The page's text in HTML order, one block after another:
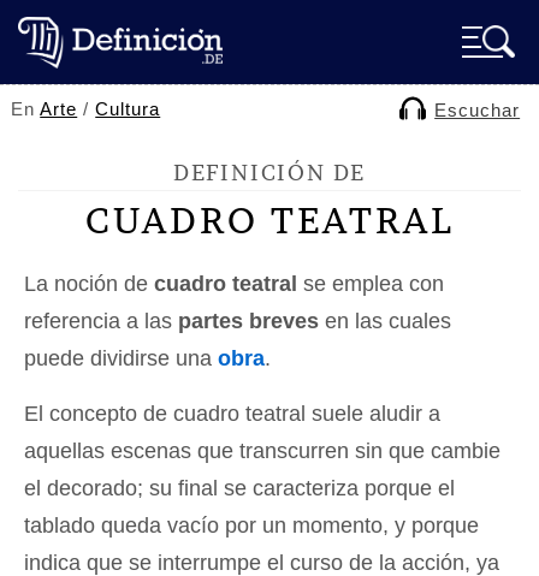
EnArte /Cultura Escuchar
DEFINICIÓN DE
CUADRO TEATRAL
La noción de cuadro teatral se emplea con
referencia a las partes breves en las cuales
puede dividirse una obra.
El concepto de cuadro teatral suele aludir a
aquellas escenas que transcurren sin que cambie
el decorado; su final se caracteriza porque el
tablado queda vacío por un momento, y porque
indica que se interrumpe el curso de la acción, ya